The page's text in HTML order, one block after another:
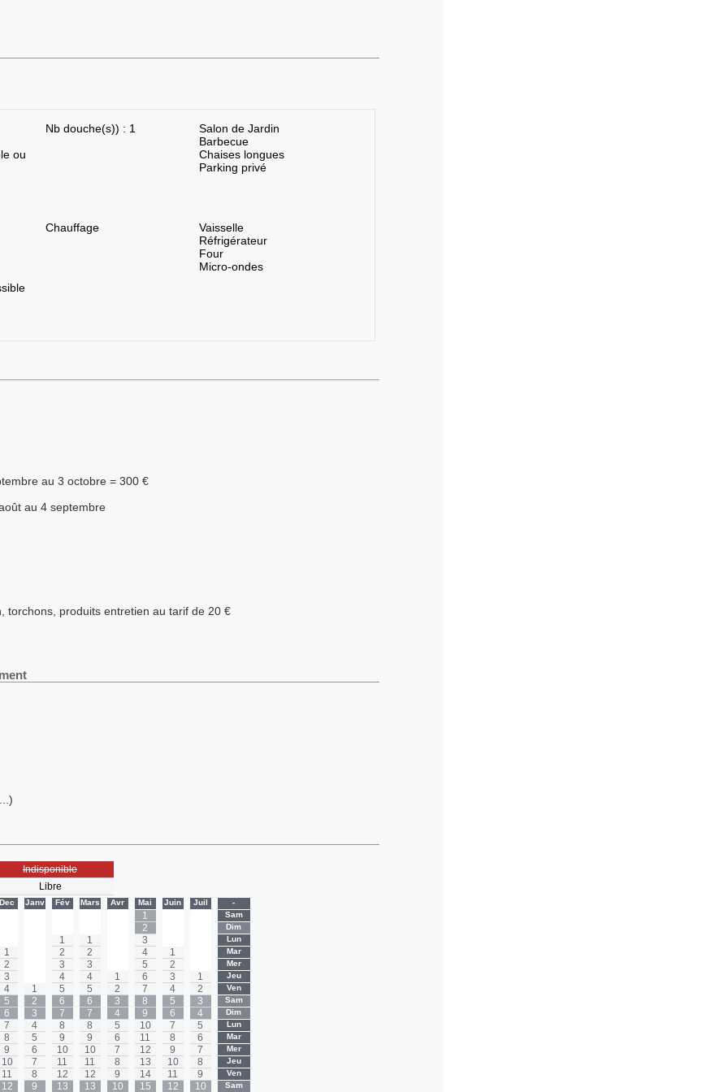
ou
Nb douche(s)) : 1
Salon de Jardin
Barbecue
Chaises longues
Parking privé
Chauffage
Vaisselle
Réfrigérateur
Four
Micro-ondes
au 3 octobre = 300 €
au 4 septembre
torchons, produits entretien au tarif de 20 €
Indisponible
Libre
Dec
1
2
3
4
5
6
7
8
9
10
11
12
Janv
1
2
3
4
5
6
7
8
9
Fév
1
2
3
4
5
6
7
8
9
10
11
12
13
Mars
1
2
3
4
5
6
7
8
9
10
11
12
13
Avr
1
2
3
4
5
6
7
8
9
10
Mai
1
2
3
4
5
6
7
8
9
10
11
12
13
14
15
Juin
1
2
3
4
5
6
7
8
9
10
11
12
Juil
1
2
3
4
5
6
7
8
9
10
-
Sam
Dim
Lun
Mar
Mer
Jeu
Ven
Sam
Dim
Lun
Mar
Mer
Jeu
Ven
Sam